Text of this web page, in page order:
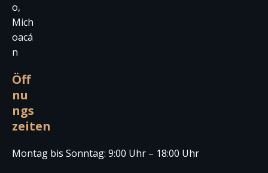
o,
Mich
oacá
n
Öff
nu
ngs
zeiten
Montag bis Sonntag: 9:00 Uhr – 18:00 Uhr